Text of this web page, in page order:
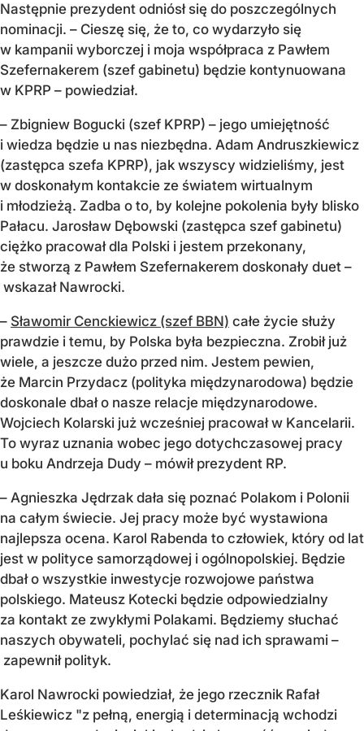
Następnie prezydent odniósł się do poszczególnych
nominacji. – Cieszę się, że to, co wydarzyło się
w kampanii wyborczej i moja współpraca z Pawłem
Szefernakerem (szef gabinetu) będzie kontynuowana
w KPRP – powiedział.
– Zbigniew Bogucki (szef KPRP) – jego umiejętność
i wiedza będzie u nas niezbędna. Adam Andruszkiewicz
(zastępca szefa KPRP), jak wszyscy widzieliśmy, jest
w doskonałym kontakcie ze światem wirtualnym
i młodzieżą. Zadba o to, by kolejne pokolenia były blisko
Pałacu. Jarosław Dębowski (zastępca szef gabinetu)
ciężko pracował dla Polski i jestem przekonany,
że stworzą z Pawłem Szefernakerem doskonały duet –
wskazał Nawrocki.
– Sławomir Cenckiewicz (szef BBN) całe życie służy
prawdzie i temu, by Polska była bezpieczna. Zrobił już
wiele, a jeszcze dużo przed nim. Jestem pewien,
że Marcin Przydacz (polityka międzynarodowa) będzie
doskonale dbał o nasze relacje międzynarodowe.
Wojciech Kolarski już wcześniej pracował w Kancelarii.
To wyraz uznania wobec jego dotychczasowej pracy
u boku Andrzeja Dudy – mówił prezydent RP.
– Agnieszka Jędrzak dała się poznać Polakom i Polonii
na całym świecie. Jej pracy może być wystawiona
najlepsza ocena. Karol Rabenda to człowiek, który od lat
jest w polityce samorządowej i ogólnopolskiej. Będzie
dbał o wszystkie inwestycje rozwojowe państwa
polskiego. Mateusz Kotecki będzie odpowiedzialny
za kontakt ze zwykłymi Polakami. Będziemy słuchać
naszych obywateli, pochylać się nad ich sprawami –
zapewnił polityk.
Karol Nawrocki powiedział, że jego rzecznik Rafał
Leśkiewicz "z pełną, energią i determinacją wchodzi